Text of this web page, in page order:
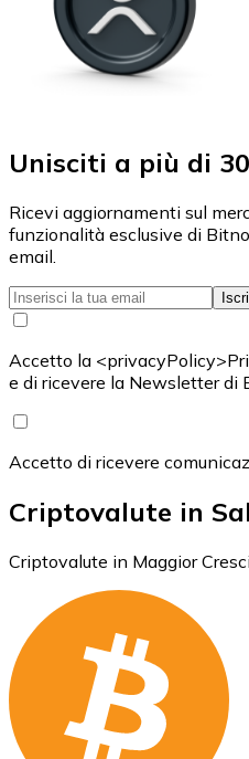
Unisciti a più di
Ricevi aggiornamenti sul
funzionalità esclusive di
email.
Accetto la
e di ricevere la Newsletter di
Accetto di ricevere
Criptovalute in
Criptovalute in Maggior